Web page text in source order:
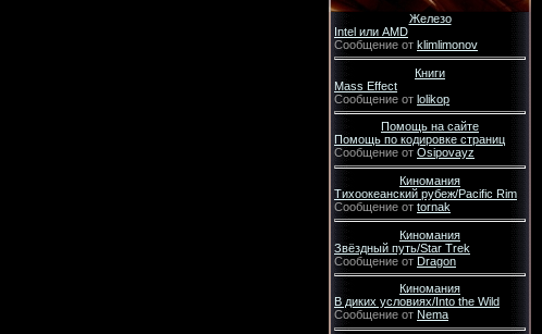
Железо
Intel или AMD
Сообщение от klimlimonov
Книги
Mass Effect
Сообщение от lolikop
Помощь на сайте
Помощь по кодировке страниц
Сообщение от Osipovayz
Киномания
Тихоокеанский рубеж/Pacific Rim
Сообщение от tornak
Киномания
Звёздный путь/Star Trek
Сообщение от Dragon
Киномания
В диких условиях/Into the Wild
Сообщение от Nema